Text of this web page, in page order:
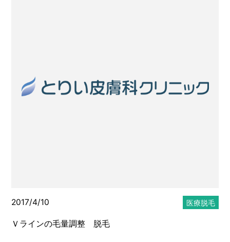
スタッフのブログ
2017/4/10 医療脱毛
Ｖラインの毛量調整 脱毛